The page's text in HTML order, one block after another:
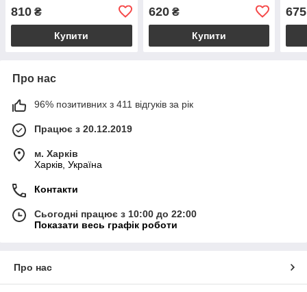
810 ₴
Купити
620₴
Купити
675
Про нас
96% позитивних з 411 відгуків за рік
Працює з 20.12.2019
м. Харків
Харків, Україна
Контакти
Сьогодні працює з 10:00 до 22:00
Показати весь графік роботи
Про нас